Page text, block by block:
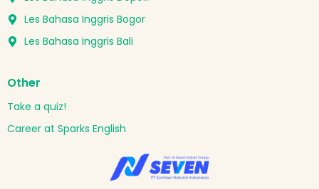
Les Bahasa Inggris Bogor
Les Bahasa Inggris Bali
Other
Take a quiz!
Career at Sparks English